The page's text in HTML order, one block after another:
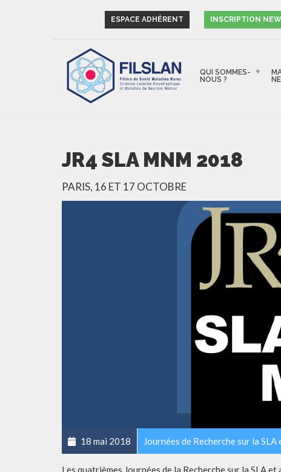
ESPACE ADHÉRENT INSCRIPTION
QUI SOMMES-
NOUS ?
JR4 SLA MNM 2018
PARIS, 16 ET 17 OCTOBRE
18 mai 2018 Journées de Recherche sur la
Les quatrièmes Journées de la Recherche sur la SLA